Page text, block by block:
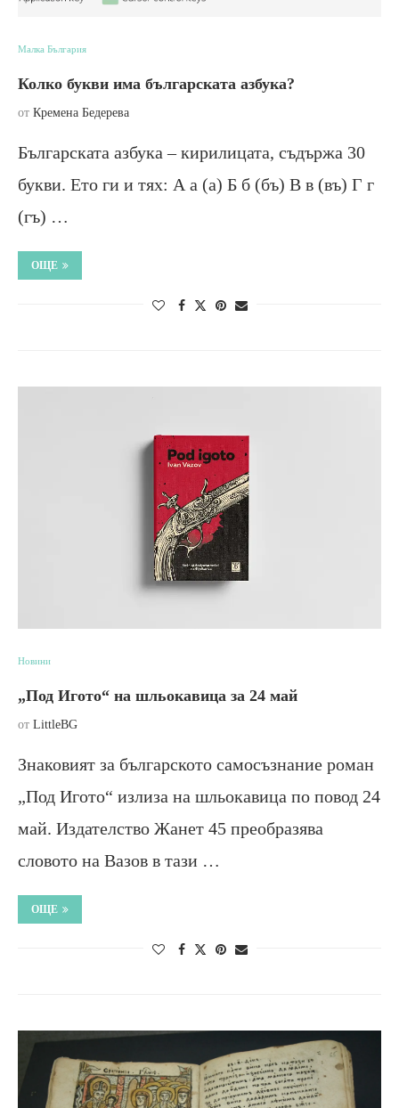
Малка България
Колко букви има българската азбука?
от Кремена Бедерева
Българската азбука – кирилицата, съдържа 30
букви. Ето ги и тях: А а (а) Б б (бъ) В в (въ) Г г
(гъ) …
ОЩЕ
Новини
„Под Игото“ на шльокавица за 24 май
от LittleBG
Знаковият за българското самосъзнание роман
„Под Игото“ излиза на шльокавица по повод 24
май. Издателство Жанет 45 преобразява
словото на Вазов в тази …
ОЩЕ